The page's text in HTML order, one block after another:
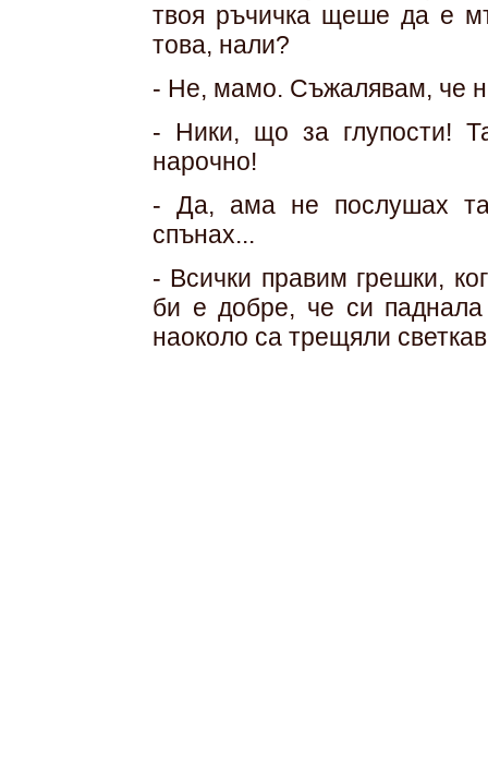
твоя ръчичка щеше да е
това, нали?
- Не, мамо. Съжалявам, че
- Ники, що за глупости!
нарочно!
- Да, ама не послушах
спънах...
- Всички правим грешки,
би е добре, че си
наоколо са трещяли